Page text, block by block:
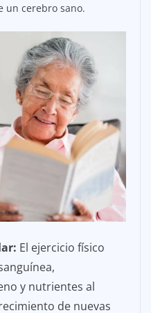
un cerebro sano.
El ejercicio físico
y nutrientes al
de nuevas